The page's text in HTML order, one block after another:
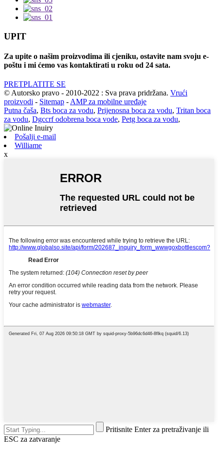
UPIT
Za upite o našim proizvodima ili cjeniku, ostavite nam svoju e-
poštu i mi ćemo vas kontaktirati u roku od 24 sata.
PRETPLATITE SE
© Autorsko pravo - 2010-2022 : Sva prava pridržana. Vrući
proizvodi - Sitemap - AMP za mobilne uređaje
Putna čaša, Bts boca za vodu, Prijenosna boca za vodu, Tritan boca
za vodu, Dgccrf odobrena boca vode, Petg boca za vodu,
Pošalji e-mail
Williame
x
Pritisnite Enter za pretraživanje ili
ESC za zatvaranje